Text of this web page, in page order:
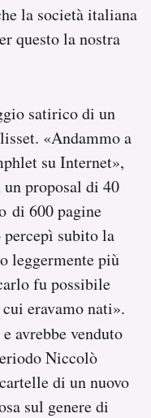
la società italiana
questo la nostra
satirico di un
«Andammo a
su Internet»,
proposal di 40
di 600 pagine
subito la
leggermente più
fu possibile
eravamo nati».
e avrebbe venduto
Niccolò
di un nuovo
sul genere di